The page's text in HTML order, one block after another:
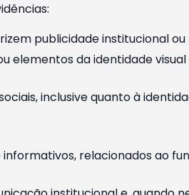
publicidade institucional
elementos da identidade
inclusive quanto à
relacionados ao